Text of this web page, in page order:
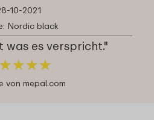
10-2021
Nordic black
es verspricht."
★★★★
★★★★
von mepal.com